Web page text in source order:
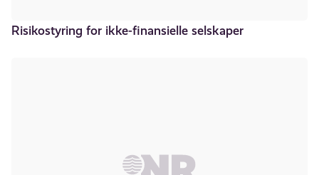
Risikostyring for ikke-finansielle selskaper